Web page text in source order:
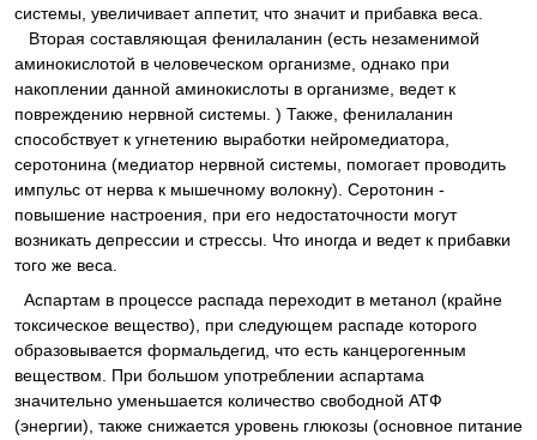
системы, увеличивает аппетит, что значит и прибавка веса.
Вторая составляющая фенилаланин (есть незаменимой
аминокислотой в человеческом организме, однако при
накоплении данной аминокислоты в организме, ведет к
повреждению нервной системы. ) Также, фенилаланин
способствует к угнетению выработки нейромедиатора,
серотонина (медиатор нервной системы, помогает проводить
импульс от нерва к мышечному волокну). Серотонин -
повышение настроения, при его недостаточности могут
возникать депрессии и стрессы. Что иногда и ведет к прибавки
того же веса.
Аспартам в процессе распада переходит в метанол (крайне
токсическое вещество), при следующем распаде которого
образовывается формальдегид, что есть канцерогенным
веществом. При большом употреблении аспартама
значительно уменьшается количество свободной АТФ
(энергии), также снижается уровень глюкозы (основное питание